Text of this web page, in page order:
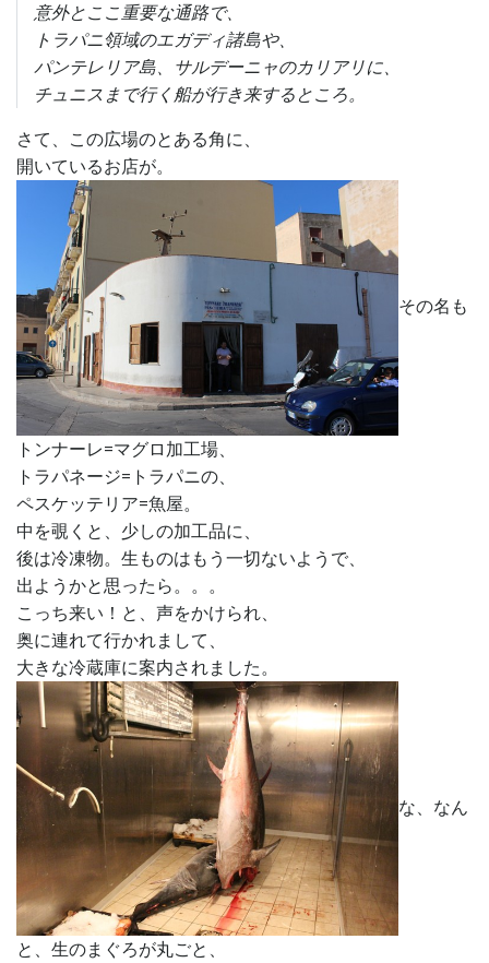
意外とここ重要な通路で、
トラパニ領域のエガディ諸島や、
パンテレリア島、サルデーニャのカリアリに、
チュニスまで行く船が行き来するところ。
さて、この広場のとある角に、
開いているお店が。
その名も
トンナーレ=マグロ加工場、
トラパネージ=トラパニの、
ペスケッテリア=魚屋。
中を覗くと、少しの加工品に、
後は冷凍物。生ものはもう一切ないようで、
出ようかと思ったら。。。
こっち来い！と、声をかけられ、
奥に連れて行かれまして、
大きな冷蔵庫に案内されました。
な、なん
と、生のまぐろが丸ごと、